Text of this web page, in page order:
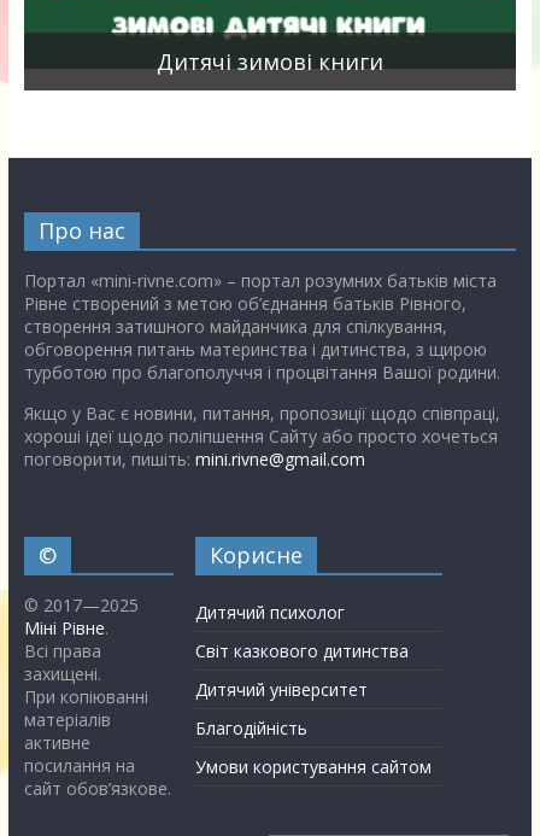
Дитячі зимові книги
Про нас
Портал «mini-rivne.com» – портал розумних батьків міста
Рівне створений з метою об’єднання батьків Рівного,
створення затишного майданчика для спілкування,
обговорення питань материнства і дитинства, з щирою
турботою про благополуччя і процвітання Вашої родини.
Якщо у Вас є новини, питання, пропозиції щодо співпраці,
хороші ідеї щодо поліпшення Сайту або просто хочеться
поговорити, пишіть: mini.rivne@gmail.com
©
© 2017—2025
Міні Рівне.
Всі права
захищені.
При копіюванні
матеріалів
активне
посилання на
сайт обов’язкове.
Корисне
Дитячий психолог
Світ казкового дитинства
Дитячий університет
Благодійність
Умови користування сайтом